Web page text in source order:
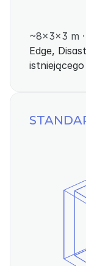
~8×3×3 m
Edge,
istniejącego